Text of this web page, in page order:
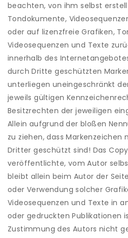
beachten, von ihm selbst
Tondokumente,
oder auf lizenzfreie Grafiken,
Videosequenzen und Texte
innerhalb des
durch Dritte geschützten
unterliegen uneingeschränkt
jeweils gültigen
Besitzrechten der jeweiligen
Allein aufgrund der bloßen
zu ziehen, dass Markenzeichen
Dritter geschützt sind! Das
veröffentlichte, vom Autor
bleibt allein beim Autor der
oder Verwendung solcher
Videosequenzen und Texte in
oder gedruckten Publikationen
Zustimmung des Autors nicht